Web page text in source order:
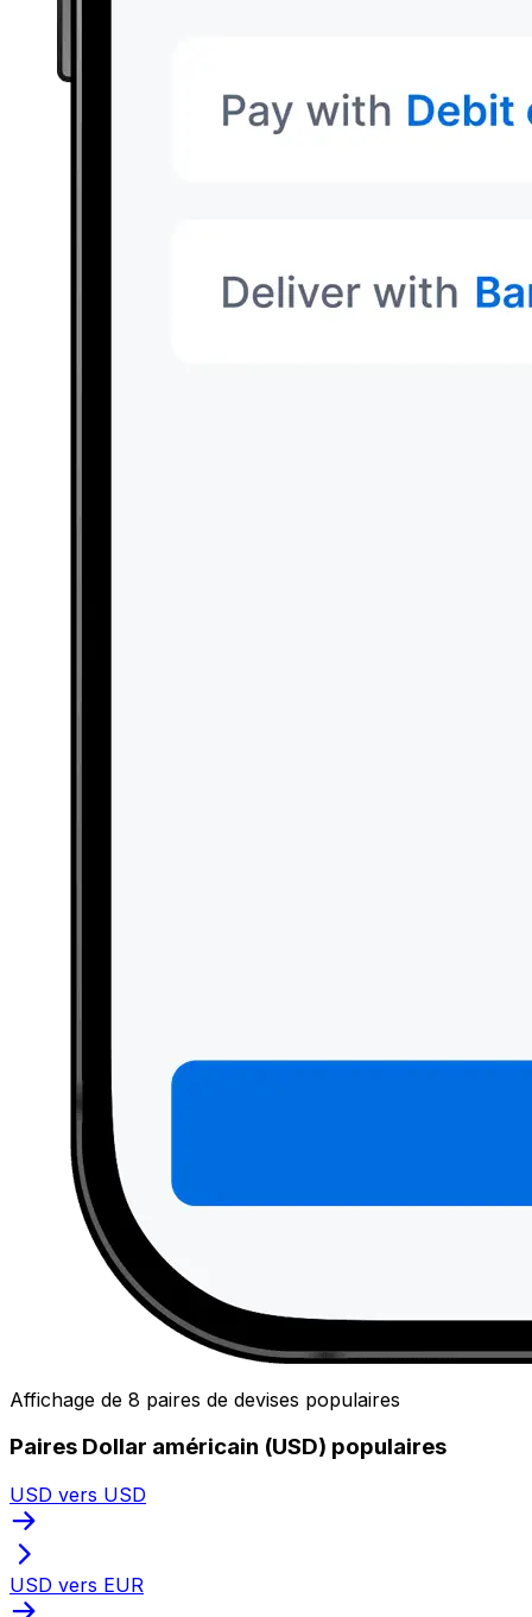
Affichage de 8 paires de devises populaires
Paires Dollar américain (USD) populaires
USD vers USD
USD vers EUR